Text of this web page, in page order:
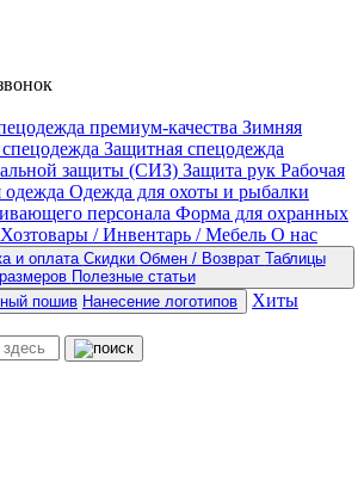
премиум-качества Зимняя
Защитная спецодежда
защиты (СИЗ) Защита рук Рабочая
Одежда для охоты и рыбалки
персонала Форма для охранных
Хозтовары / Инвентарь / Мебель О нас
и оплата Скидки Обмен / Возврат Таблицы
размеров Полезные статьи
пошив Нанесение логотипов
Хиты